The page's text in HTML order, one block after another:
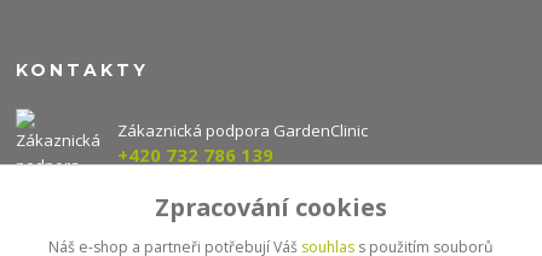
KONTAKTY
Zákaznická podpora GardenClinic
+420 732 786 139
info@gardenclinic.cz
Zpracování cookies
Náš e-shop a partneři potřebují Váš souhlas s použitím souborů